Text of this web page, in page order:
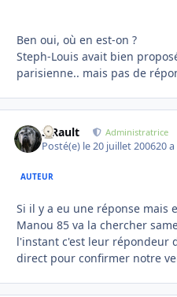
Ben oui, où en est-on ?
Steph-Louis avait bien
parisienne.. mais pas de
S.Rault Administratrice
Posté(e) le 20 juillet 200620 a
AUTEUR
Si il y a eu une réponse mais
Manou 85 va la chercher
l'instant c'est leur répondeur
direct pour confirmer notre